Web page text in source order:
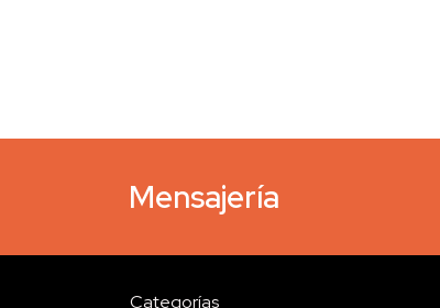
Mensajería
Categorías